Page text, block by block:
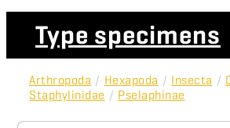
Type specimens
Arthropoda / Hexapoda / Insecta /
Staphylinidae / Pselaphinae